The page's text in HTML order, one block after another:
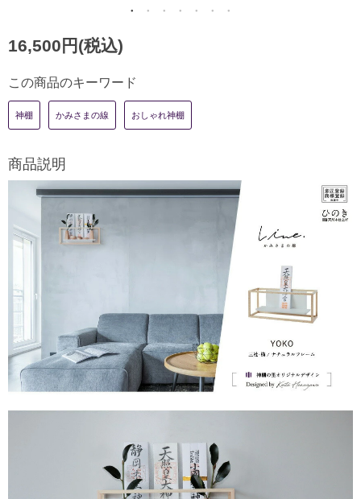
16,500円(税込)
この商品のキーワード
神棚 かみさまの線 おしゃれ神棚
商品説明